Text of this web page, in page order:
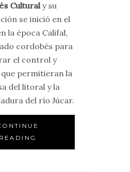
Culturaly su
se inició en el
la época Califal,
cordobés para
el control y
permitieran la
del litoral y la
del río Júcar.
READING